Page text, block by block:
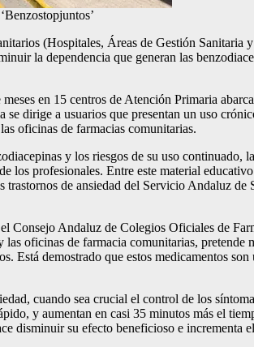
(Hospitales, Áreas de Gestión
la dependencia que generan las
en 15 centros de Atención Primaria
se dirige a usuarios que presentan un uso
oficinas de farmacias comunitarias.
y los riesgos de su uso
profesionales. Entre este material
de ansiedad del Servicio Andaluz
Consejo Andaluz de Colegios Oficiales de
oficinas de farmacia comunitarias,
Está demostrado que estos medicamentos
cuando sea crucial el control de los
y aumentan en casi 35 minutos más el
disminuir su efecto beneficioso e